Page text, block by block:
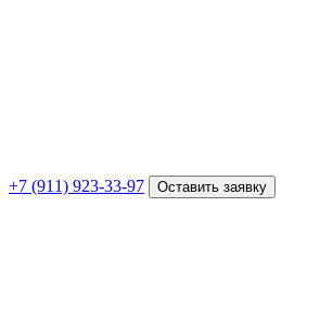
+7 (911) 923-33-97 Оставить заявку